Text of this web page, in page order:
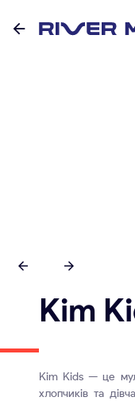
Kim
Kim Kids — це
хлопчиків та